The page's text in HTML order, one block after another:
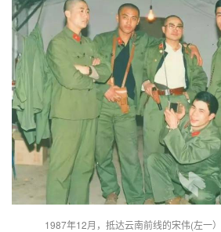
1987年12月，抵达云南前线的宋伟(左一